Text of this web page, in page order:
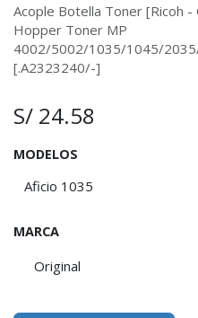
Acople Botella Toner [Ricoh
Hopper Toner MP
4002/5002/1035/1045/
[.A2323240/-]
S/ 24.58
MODELOS
MARCA
Original